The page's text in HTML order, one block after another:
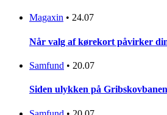
Magaxin • 24.07
Når valg af kørekort påvirker
Samfund • 20.07
Siden ulykken på